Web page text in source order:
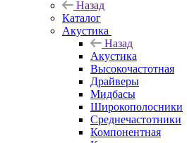
Назад
Каталог
Акустика
Назад
Акустика
Высокочастотная
Драйверы
Мидбасы
Широкополосники
Среднечастотники
Компонентная